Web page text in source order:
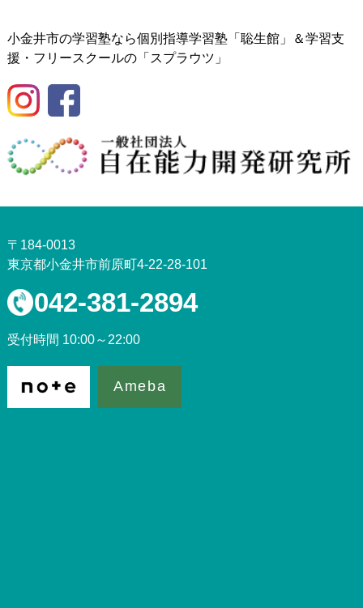
小金井市の学習塾なら個別指導学習塾「聡生館」＆学習支
援・フリースクールの「スプラウツ」
〒184-0013
東京都小金井市前原町4-22-28-101
042-381-2894
受付時間 10:00～22:00
Ameba